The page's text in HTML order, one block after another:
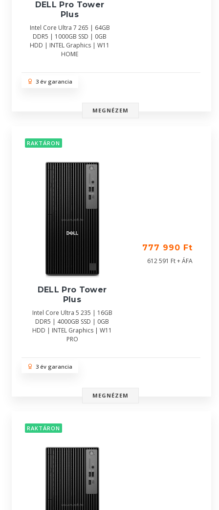
DELL Pro Tower
Plus
Intel Core Ultra 7 265 | 64GB
DDR5 | 1000GB SSD | 0GB
HDD | INTEL Graphics | W11
HOME
3 év garancia
MEGNÉZEM
RAKTÁRON
DELL Pro Tower
Plus
Intel Core Ultra 5 235 | 16GB
DDR5 | 4000GB SSD | 0GB
HDD | INTEL Graphics | W11
PRO
777 990 Ft
612 591 Ft + ÁFA
3 év garancia
MEGNÉZEM
RAKTÁRON